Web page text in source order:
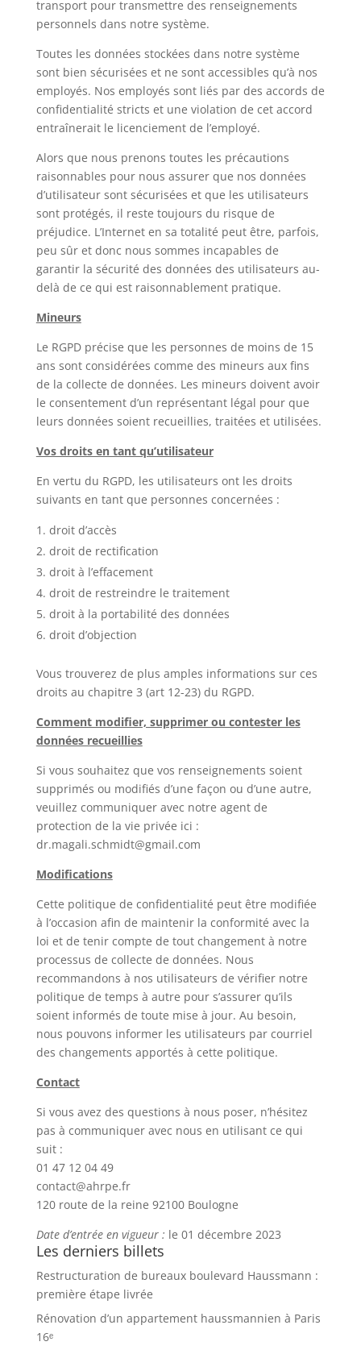
transport pour transmettre des renseignements
personnels dans notre système.
Toutes les données stockées dans notre système
sont bien sécurisées et ne sont accessibles qu’à nos
employés. Nos employés sont liés par des accords de
confidentialité stricts et une violation de cet accord
entraînerait le licenciement de l’employé.
Alors que nous prenons toutes les précautions
raisonnables pour nous assurer que nos données
d’utilisateur sont sécurisées et que les utilisateurs
sont protégés, il reste toujours du risque de
préjudice. L’Internet en sa totalité peut être, parfois,
peu sûr et donc nous sommes incapables de
garantir la sécurité des données des utilisateurs au-
delà de ce qui est raisonnablement pratique.
Mineurs
Le RGPD précise que les personnes de moins de 15
ans sont considérées comme des mineurs aux fins
de la collecte de données. Les mineurs doivent avoir
le consentement d’un représentant légal pour que
leurs données soient recueillies, traitées et utilisées.
Vos droits en tant qu’utilisateur
En vertu du RGPD, les utilisateurs ont les droits
suivants en tant que personnes concernées :
droit d’accès
droit de rectification
droit à l’effacement
droit de restreindre le traitement
droit à la portabilité des données
droit d’objection
Vous trouverez de plus amples informations sur ces
droits au chapitre 3 (art 12-23) du RGPD.
Comment modifier, supprimer ou contester les
données recueillies
Si vous souhaitez que vos renseignements soient
supprimés ou modifiés d’une façon ou d’une autre,
veuillez communiquer avec notre agent de
protection de la vie privée ici :
dr.magali.schmidt@gmail.com
Modifications
Cette politique de confidentialité peut être modifiée
à l’occasion afin de maintenir la conformité avec la
loi et de tenir compte de tout changement à notre
processus de collecte de données. Nous
recommandons à nos utilisateurs de vérifier notre
politique de temps à autre pour s’assurer qu’ils
soient informés de toute mise à jour. Au besoin,
nous pouvons informer les utilisateurs par courriel
des changements apportés à cette politique.
Contact
Si vous avez des questions à nous poser, n’hésitez
pas à communiquer avec nous en utilisant ce qui
suit :
01 47 12 04 49
contact@ahrpe.fr
120 route de la reine 92100 Boulogne
Date d’entrée en vigueur : le 01 décembre 2023
Les derniers billets
Restructuration de bureaux boulevard Haussmann :
première étape livrée
Rénovation d’un appartement haussmannien à Paris
16ᵉ